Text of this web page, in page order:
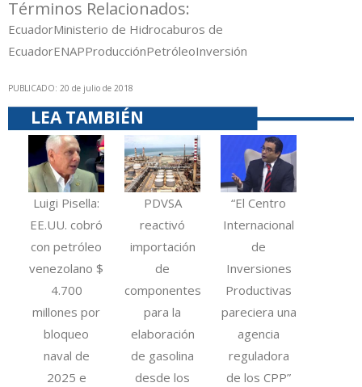
Términos Relacionados:
EcuadorMinisterio de Hidrocaburos de
EcuadorENAPProducciónPetróleoInversión
PUBLICADO: 20 de julio de 2018
LEA TAMBIÉN
Luigi Pisella:
EE.UU. cobró
con petróleo
venezolano $
4.700
millones por
bloqueo
naval de
2025 e
PDVSA
reactivó
importación
de
componentes
para la
elaboración
de gasolina
desde los
“El Centro
Internacional
de
Inversiones
Productivas
pareciera una
agencia
reguladora
de los CPP”